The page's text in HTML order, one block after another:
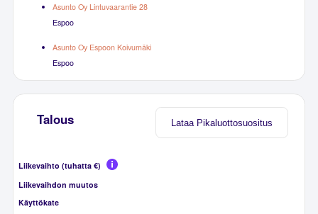
Asunto Oy Lintuvaarantie 28
Espoo
Asunto Oy Espoon Koivumäki
Espoo
Lataa Pikaluottosuositus
Talous
Liikevaihto (tuhatta €)
Liikevaihdon muutos
Käyttökate